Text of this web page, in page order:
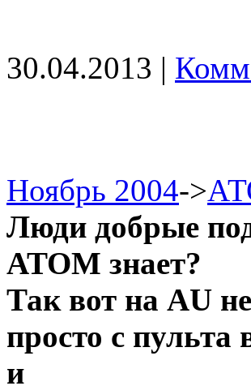
30.04.2013 |
Ноябрь 2004->
Люди добрые
АТОМ знает?
Так вот на АU
просто с пульта
и